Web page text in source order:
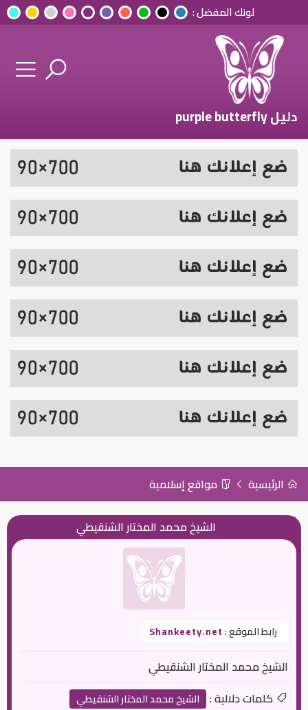
لونك المفضل :
دليل purple butterfly
الرئيسية مواقع إسلامية
الشيخ محمد المختار الشنقيطي
رابط الموقع :Shankeety.net
الشيخ محمد المختار الشنقيطي
كلمات دلالية :
الشيخ محمد المختار الشنقيطي